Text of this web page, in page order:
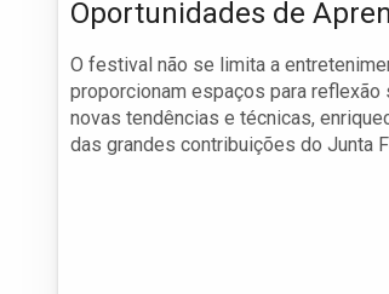
Oportunidades de
O festival não se limita a
proporcionam espaços para
novas tendências e técnicas,
das grandes contribuições do Junta